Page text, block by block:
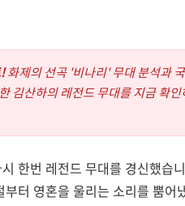
화제의 선곡 '비나리' 무대 분석과
김산하의 레전드 무대를 지금 확인
한번 레전드 무대를 경신했습
터 영혼을 울리는 소리를 뿜어